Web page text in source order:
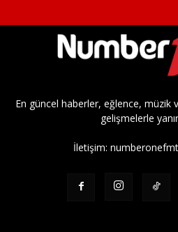
En güncel haberler, eğlence, müzik
gelişmelerle
İletişim: